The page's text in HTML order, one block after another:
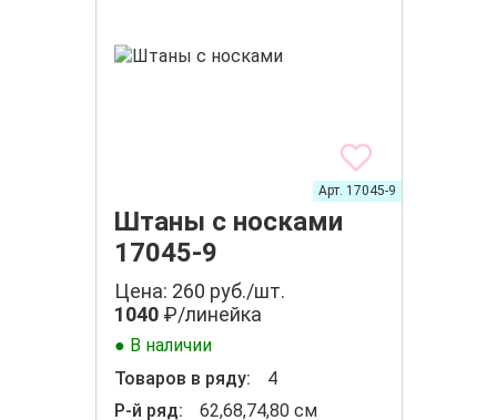
Штаны с носками
17045-9
Арт. 17045-9
Цена: 260 руб./шт.
1040₽/линейка
● В наличии
Товаров в ряду:
4
Р-й ряд:
62,68,74,80 см